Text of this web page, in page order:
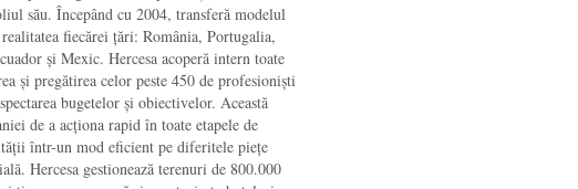
său. Începând cu 2004, transferă modelul
fiecărei țări: România, Portugalia,
și Mexic. Hercesa acoperă intern toate
și pregătirea celor peste 450 de profesioniști
bugetelor și obiectivelor. Această
de a acționa rapid în toate etapele de
într-un mod eficient pe diferitele piețe
Hercesa gestionează terenuri de 800.000